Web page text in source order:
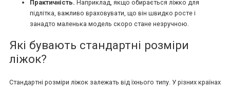
Практичність. Наприклад, якщо обирається ліжко для
підлітка, важливо враховувати, що він швидко росте і
занадто маленька модель скоро стане незручною.
Які бувають стандартні розміри
ліжок?
Стандартні розміри ліжок залежать від їхнього типу. У різних країнах